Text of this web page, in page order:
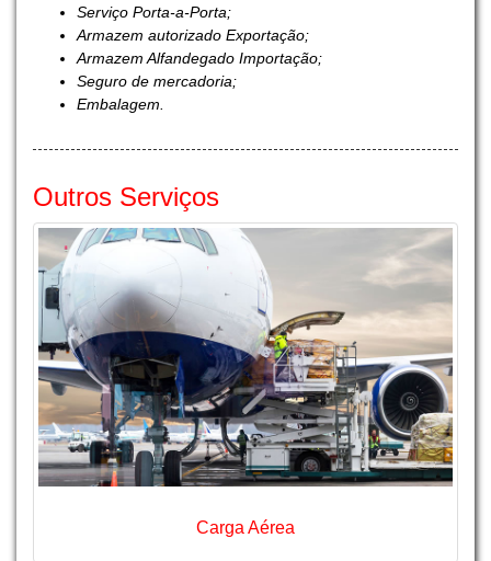
Serviço Porta-a-Porta;
Armazem autorizado Exportação;
Armazem Alfandegado Importação;
Seguro de mercadoria;
Embalagem.
Outros Serviços
Carga Aérea